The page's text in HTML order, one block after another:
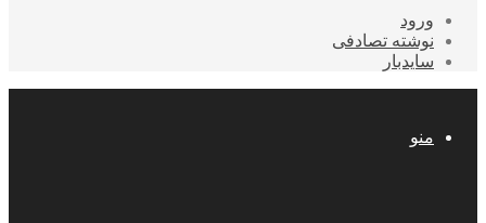
ورود
نوشته تصادفی
سایدبار
منو